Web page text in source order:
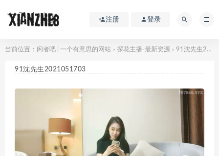
注册 登录
当前位置： 闲者吧 | 一个有意思的网站 > 探花主播-最新资源 > 91沈先生2021051703
91沈先生2021051703